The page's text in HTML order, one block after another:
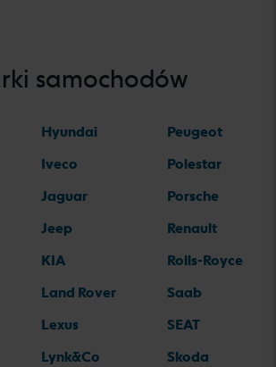
samochodów
Hyundai
Iveco
Jaguar
Jeep
KIA
Land Rover
Lexus
Lynk&Co
Peugeot
Polestar
Porsche
Renault
Rolls-Royce
Saab
SEAT
Skoda